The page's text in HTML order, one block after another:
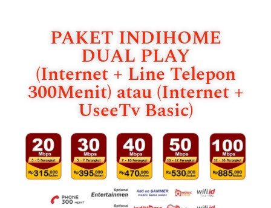
PAKET INDIHOME
DUAL PLAY
(Internet + Line Telepon
300Menit) atau (Internet +
UseeTv Basic)